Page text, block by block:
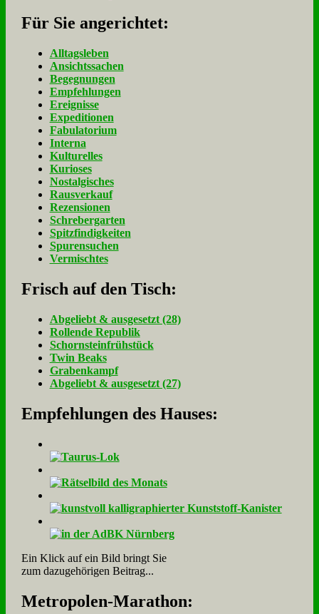
Für Sie an­ge­rich­tet:
Alltagsleben
Ansichtssachen
Begegnungen
Empfehlungen
Ereignisse
Expeditionen
Fabulatorium
Interna
Kulturelles
Kurioses
Nostalgisches
Rausverkauf
Rezensionen
Schrebergarten
Spitzfindigkeiten
Spurensuchen
Vermischtes
Frisch auf den Tisch:
Ab­ge­liebt & aus­ge­setzt (28)
Rol­len­de Re­pu­blik
Schorn­stein­früh­stück
Twin Beaks
Gra­ben­kampf
Ab­ge­liebt & aus­ge­setzt (27)
Empfehlungen des Hauses:
Ein Klick auf ein Bild bringt Sie
zum dazugehörigen Beitrag...
Me­tro­po­len-Ma­ra­thon: